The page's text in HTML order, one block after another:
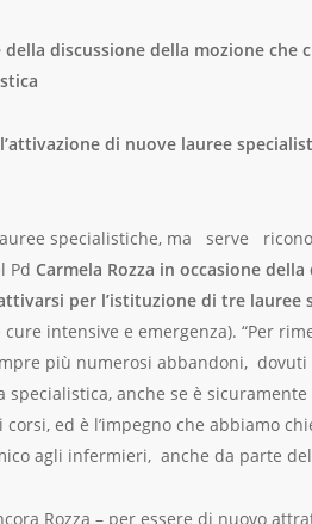
della discussione della mozione
l’attivazione di nuove lauree
specialistiche, ma serve
Pd Carmela Rozza in occasione
per l’istituzione di tre
intensive e emergenza). “Per
più numerosi abbandoni,
anche se è
ed è l’impegno che abbiamo
agli infermieri, anche da parte
Rozza – per essere di nuovo